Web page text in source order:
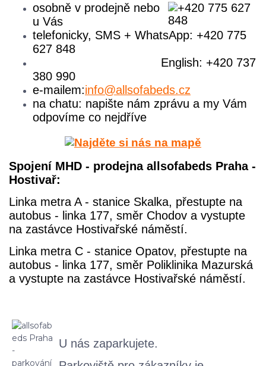
osobně v prodejně nebo
u Vás
telefonicky, SMS + WhatsApp: +420 775
627 848
English: +420 737
380 990
e-mailem:info@allsofabeds.cz
na chatu: napište nám zprávu a my Vám
odpovíme co nejdříve
Spojení MHD - prodejna allsofabeds Praha -
Hostivař:
Linka metra A - stanice Skalka, přestupte na
autobus - linka 177, směr Chodov a vystupte
na zastávce Hostivařské náměstí.
Linka metra C - stanice Opatov, přestupte na
autobus - linka 177, směr Poliklinika Mazurská
a vystupte na zastávce Hostivařské náměstí.
U nás zaparkujete.